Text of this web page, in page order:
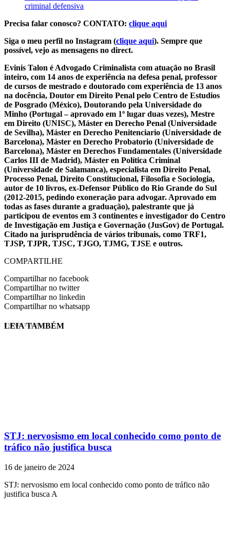
criminal defensiva
Precisa falar conosco? CONTATO: clique aqui
Siga o meu perfil no Instagram (clique aqui). Sempre que
possível, vejo as mensagens no direct.
Evinis Talon é Advogado Criminalista com atuação no Brasil
inteiro, com 14 anos de experiência na defesa penal, professor
de cursos de mestrado e doutorado com experiência de 13 anos
na docência, Doutor em Direito Penal pelo Centro de Estudios
de Posgrado (México), Doutorando pela Universidade do
Minho (Portugal – aprovado em 1º lugar duas vezes), Mestre
em Direito (UNISC), Máster en Derecho Penal (Universidade
de Sevilha), Máster en Derecho Penitenciario (Universidade de
Barcelona), Máster en Derecho Probatorio (Universidade de
Barcelona), Máster en Derechos Fundamentales (Universidade
Carlos III de Madrid), Máster en Política Criminal
(Universidade de Salamanca), especialista em Direito Penal,
Processo Penal, Direito Constitucional, Filosofia e Sociologia,
autor de 10 livros, ex-Defensor Público do Rio Grande do Sul
(2012-2015, pedindo exoneração para advogar. Aprovado em
todas as fases durante a graduação), palestrante que já
participou de eventos em 3 continentes e investigador do Centro
de Investigação em Justiça e Governação (JusGov) de Portugal.
Citado na jurisprudência de vários tribunais, como TRF1,
TJSP, TJPR, TJSC, TJGO, TJMG, TJSE e outros.
COMPARTILHE
Compartilhar no facebook
Compartilhar no twitter
Compartilhar no linkedin
Compartilhar no whatsapp
EVINIS TALON
LEIA TAMBÉM
STJ: nervosismo em local conhecido como ponto de
tráfico não justifica busca
16 de janeiro de 2024
STJ: nervosismo em local conhecido como ponto de tráfico não
justifica busca A